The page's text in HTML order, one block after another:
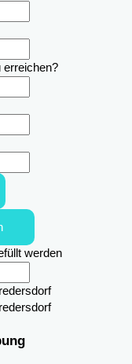
erreichen?
werden